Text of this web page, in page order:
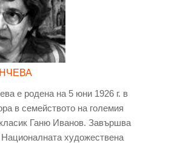
е родена на 5 юни 1926 г. в
в семейството на големия
Ганю Иванов. Завършва
художествена